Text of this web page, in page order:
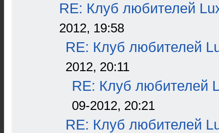
RE: Клуб любителей
2012, 19:58
RE: Клуб любителей
2012, 20:11
RE: Клуб любителей
09-2012, 20:21
RE: Клуб любителей